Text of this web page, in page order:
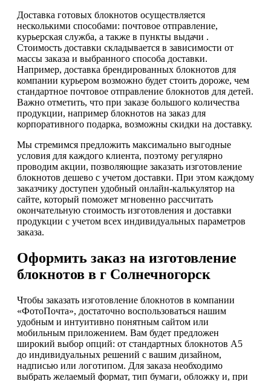
Доставка готовых блокнотов осуществляется
несколькими способами: почтовое отправление,
курьерская служба, а также в пункты выдачи .
Стоимость доставки складывается в зависимости от
массы заказа и выбранного способа доставки.
Например, доставка брендированных блокнотов для
компании курьером возможно будет стоить дороже, чем
стандартное почтовое отправление блокнотов для детей.
Важно отметить, что при заказе большого количества
продукции, например блокнотов на заказ для
корпоративного подарка, возможны скидки на доставку.
Мы стремимся предложить максимально выгодные
условия для каждого клиента, поэтому регулярно
проводим акции, позволяющие заказать изготовление
блокнотов дешево с учетом доставки. При этом каждому
заказчику доступен удобный онлайн-калькулятор на
сайте, который поможет мгновенно рассчитать
окончательную стоимость изготовления и доставки
продукции с учетом всех индивидуальных параметров
заказа.
Оформить заказ на изготовление
блокнотов в г Солнечногорск
Чтобы заказать изготовление блокнотов в компании
«ФотоПочта», достаточно воспользоваться нашим
удобным и интуитивно понятным сайтом или
мобильным приложением. Вам будет предложен
широкий выбор опций: от стандартных блокнотов А5
до индивидуальных решений с вашим дизайном,
надписью или логотипом. Для заказа необходимо
выбрать желаемый формат, тип бумаги, обложку и, при